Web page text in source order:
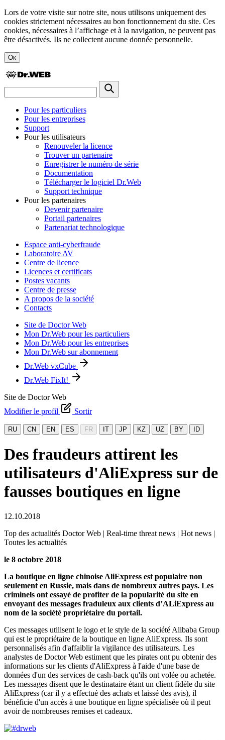
Lors de votre visite sur notre site, nous utilisons uniquement des
cookies strictement nécessaires au bon fonctionnement du site. Ces
cookies, nécessaires à l’affichage et à la navigation, ne peuvent pas
être désactivés. Ils ne collectent aucune donnée personnelle.
Ок
Pour les particuliers
Pour les entreprises
Support
Pour les utilisateurs
Renouveler la licence
Trouver un partenaire
Enregistrer le numéro de série
Documentation
Télécharger le logiciel Dr.Web
Support technique
Pour les partenaires
Devenir partenaire
Portail partenaires
Partenariat technologique
Espace anti-cyberfraude
Laboratoire AV
Centre de licence
Licences et certificats
Postes vacants
Centre de presse
A propos de la société
Contacts
Site de Doctor Web
Mon Dr.Web pour les particuliers
Mon Dr.Web pour les entreprises
Mon Dr.Web sur abonnement
Dr.Web vxCube
Dr.Web FixIt!
Site de Doctor Web
Modifier le profil
Sortir
RU CN EN ES FR IT JP KZ UZ BY ID
Des fraudeurs attirent les
utilisateurs d'AliExpress sur de
fausses boutiques en ligne
12.10.2018
Top des actualités Doctor Web | Real-time threat news | Hot news |
Toutes les actualités
le 8 octobre 2018
La boutique en ligne chinoise AliExpress est populaire non
seulement en Russie, mais dans de nombreux autres pays. Les
criminels ont essayé de profiter de la popularité du site en
envoyant des messages fraduleux aux clients d’ALiExpress au
nom de la société propriétaire du portail.
Ces messages utilisent le logo et le style de la société Alibaba Group
qui est le propriétaire de la boutique en ligne AliExpress. Ils sont
personnalisés afin d'affaiblir la vigilance des utilisateurs. Les
analystes de Doctor Web estiment que les pirates ont pu obtenir des
informations sur les clients d'AliExpress à l'aide d'une base de
données d'un des services de cash-back qu'ils ont volée ou achetée.
Les messages disent que le destinataire étant un client fidèle du site
AliExpress (car il y a effectué des achats et laissé des avis), il
bénéficie d'un accès à une boutique en ligne spécialisée où il peut
avoir de nombreuses remises et cadeaux.